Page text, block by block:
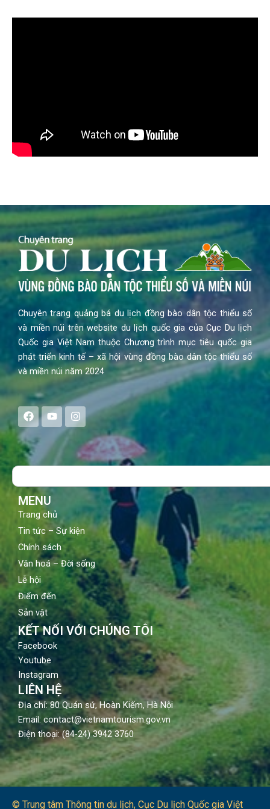
Chuyên trang quảng bá du lịch đồng bào dân tộc thiểu số
và miền núi trên website du lịch quốc gia của Cục Du lịch
Quốc gia Việt Nam thuộc Chương trình mục tiêu quốc gia
phát triển kinh tế – xã hội vùng đồng bào dân tộc thiểu số
và miền núi năm 2024
F
a
c
e
b
o
Y
o
u
t
u
b
I
n
s
a
g
Search
MENU
Trang chủ
Tin tức – Sự kiện
Chính sách
Văn hoá – Đời sống
Lễ hội
Điểm đến
Sản vật
KẾT NỐI VỚI CHÚNG TÔI
Facebook
Youtube
Instagram
LIÊN HỆ
Địa chỉ: 80 Quán sứ, Hoàn Kiếm, Hà Nội
Email: contact@vietnamtourism.gov.vn
Điện thoại: (84-24) 3942 3760
© Trung tâm Thông tin du lịch​, Cục Du lịch Quốc gia Việt